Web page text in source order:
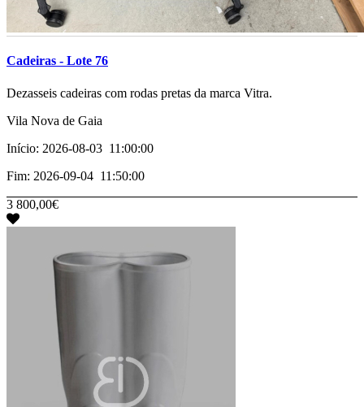
Cadeiras - Lote 76
­­­Dezasseis cadeiras com rodas pretas da marca Vitra.
Vila Nova de Gaia
Início: 2026-08-03 11:00:00
Fim: 2026-09-04 11:50:00
3 800,00€